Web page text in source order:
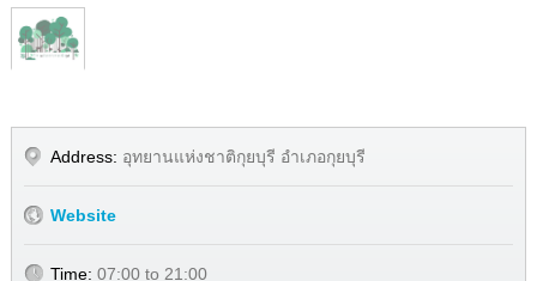
Address: อุทยานแห่งชาติกุยบุรี อำเภอกุยบุรี
Website
Time: 07:00 to 21:00